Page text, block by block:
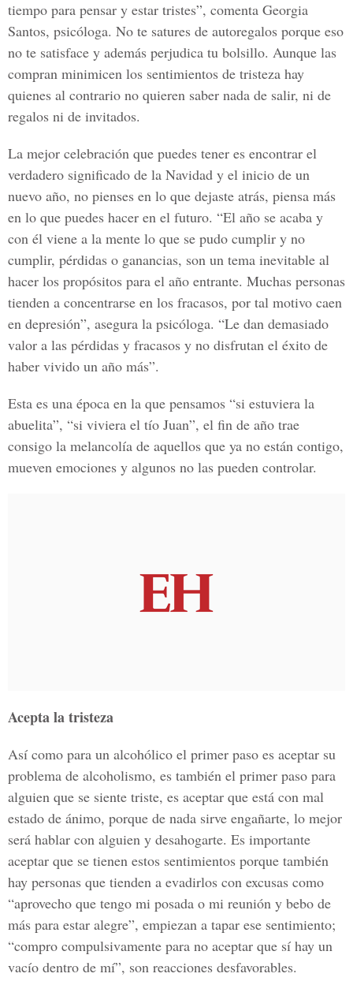
tiempo para pensar y estar tristes”, comenta Georgia
Santos, psicóloga. No te satures de autoregalos porque eso
no te satisface y además perjudica tu bolsillo. Aunque las
compran minimicen los sentimientos de tristeza hay
quienes al contrario no quieren saber nada de salir, ni de
regalos ni de invitados.
La mejor celebración que puedes tener es encontrar el
verdadero significado de la Navidad y el inicio de un
nuevo año, no pienses en lo que dejaste atrás, piensa más
en lo que puedes hacer en el futuro. “El año se acaba y
con él viene a la mente lo que se pudo cumplir y no
cumplir, pérdidas o ganancias, son un tema inevitable al
hacer los propósitos para el año entrante. Muchas personas
tienden a concentrarse en los fracasos, por tal motivo caen
en depresión”, asegura la psicóloga. “Le dan demasiado
valor a las pérdidas y fracasos y no disfrutan el éxito de
haber vivido un año más”.
Esta es una época en la que pensamos “si estuviera la
abuelita”, “si viviera el tío Juan”, el fin de año trae
consigo la melancolía de aquellos que ya no están contigo,
mueven emociones y algunos no las pueden controlar.
Acepta la tristeza
Así como para un alcohólico el primer paso es aceptar su
problema de alcoholismo, es también el primer paso para
alguien que se siente triste, es aceptar que está con mal
estado de ánimo, porque de nada sirve engañarte, lo mejor
será hablar con alguien y desahogarte. Es importante
aceptar que se tienen estos sentimientos porque también
hay personas que tienden a evadirlos con excusas como
“aprovecho que tengo mi posada o mi reunión y bebo de
más para estar alegre”, empiezan a tapar ese sentimiento;
“compro compulsivamente para no aceptar que sí hay un
vacío dentro de mí”, son reacciones desfavorables.